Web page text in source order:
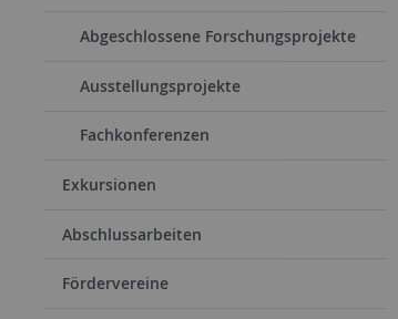
Abgeschlossene Forschungsprojekte
Ausstellungsprojekte
Fachkonferenzen
Exkursionen
Abschlussarbeiten
Fördervereine